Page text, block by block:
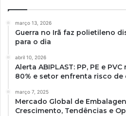
março 13, 2026
Guerra no Irã faz polietileno
para o dia
abril 10, 2026
Alerta ABIPLAST: PP, PE e
80% e setor enfrenta risco
março 7, 2025
Mercado Global de
Crescimento, Tendências e